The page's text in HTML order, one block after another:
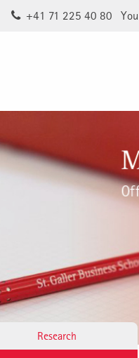
+41 71 225 40 80
Research